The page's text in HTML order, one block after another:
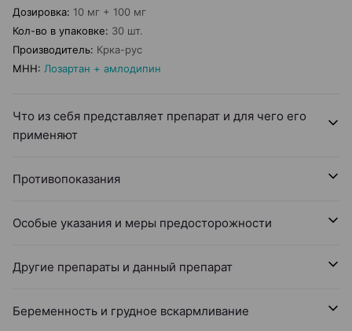
Дозировка: 10 мг + 100 мг
Кол-во в упаковке: 30 шт.
Производитель: Крка-рус
МНН: Лозартан + амлодипин
Что из себя представляет препарат и для чего его
применяют
Противопоказания
Особые указания и меры предосторожности
Другие препараты и данный препарат
Беременность и грудное вскармливание